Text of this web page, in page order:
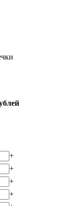
+
+
+
+